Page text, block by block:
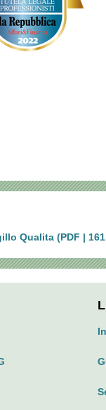
Qualita (PDF |